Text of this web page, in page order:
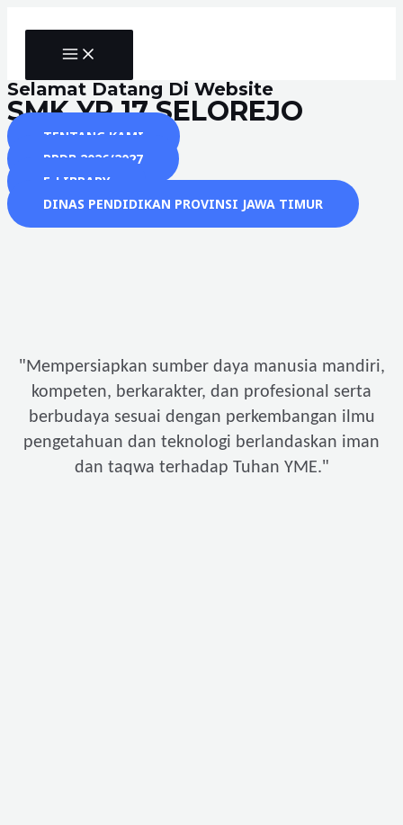
MAIN
MENU
Selamat Datang Di Website
SMK YP 17 SELOREJO
TENTANG KAMI
PPDB 2026/2027
E-LIBRARY
DINAS PENDIDIKAN PROVINSI JAWA TIMUR
"Mempersiapkan sumber daya manusia mandiri,
kompeten, berkarakter, dan profesional serta
berbudaya sesuai dengan perkembangan ilmu
pengetahuan dan teknologi berlandaskan iman
dan taqwa terhadap Tuhan YME."